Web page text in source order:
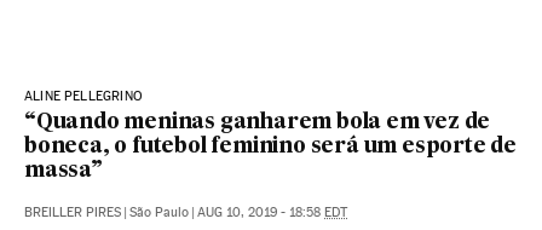
ALINE PELLEGRINO
“Quando meninas ganharem bola em vez de
boneca, o futebol feminino será um esporte de
massa”
BREILLER PIRES São Paulo AUG 10, 2019 - 18:58 EDT